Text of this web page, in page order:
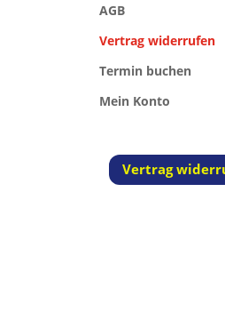
AGB
Vertrag widerrufen
Termin buchen
Mein Konto
Vertrag